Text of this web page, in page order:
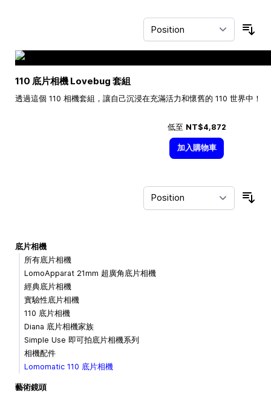
110 底片相機 Lovebug 套組
透過這個 110 相機套組，讓自己沉浸在充滿活力和懷舊的 110 世界中！
低至 NT$4,872
加入購物車
底片相機
所有底片相機
LomoApparat 21mm 超廣角底片相機
經典底片相機
實驗性底片相機
110 底片相機
Diana 底片相機家族
Simple Use 即可拍底片相機系列
相機配件
Lomomatic 110 底片相機
藝術鏡頭